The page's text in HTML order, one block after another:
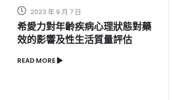
2022 年 12 月 23 日
正品海狗丸哪里買？有可靠的管
道推薦嗎？
READ MORE